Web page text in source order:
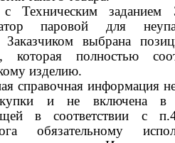
Техническим заданием
паровой для
Заказчиком выбрана
которая полностью
изделию.
справочная информация
и не включена в
в соответствии с
обязательному